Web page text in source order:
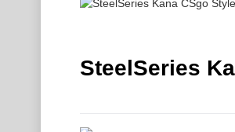
SteelSeries